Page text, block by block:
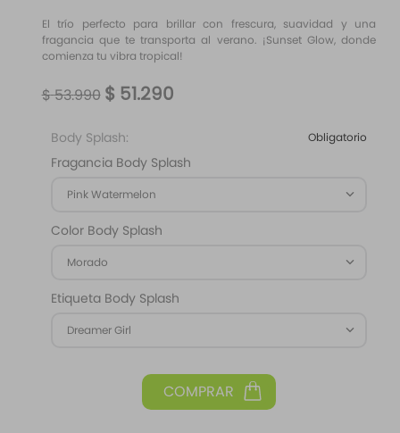
El trío perfecto para brillar con frescura, suavidad y una
fragancia que te transporta al verano. ¡Sunset Glow, donde
comienza tu vibra tropical!
$53.990 $ 51.290
Body Splash: Obligatorio
Fragancia Body Splash
Pink Watermelon
Color Body Splash
Morado
Etiqueta Body Splash
Dreamer Girl